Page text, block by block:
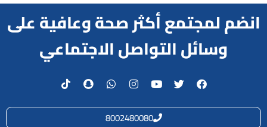
انضم لمجتمع أكثر صحة وعافية على
وسائل التواصل الاجتماعي
8002480080